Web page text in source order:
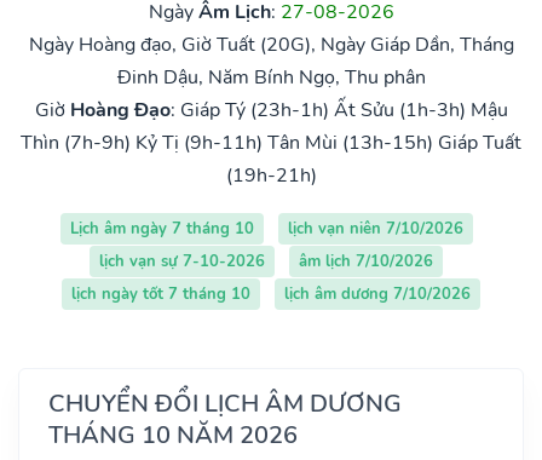
NgàyÂm Lịch: 27-08-2026
Ngày Hoàng đạo, Giờ Tuất (20G), Ngày Giáp Dần, Tháng
Đinh Dậu, Năm Bính Ngọ, Thu phân
Giờ Hoàng Đạo: Giáp Tý (23h-1h) Ất Sửu (1h-3h) Mậu
Thìn (7h-9h) Kỷ Tị (9h-11h) Tân Mùi (13h-15h) Giáp Tuất
(19h-21h)
Lịch âm ngày 7 tháng 10
lịch vạn niên 7/10/2026
lịch vạn sự 7-10-2026
âm lịch 7/10/2026
lịch ngày tốt 7 tháng 10
lịch âm dương 7/10/2026
CHUYỂN ĐỔI LỊCH ÂM DƯƠNG
THÁNG 10 NĂM 2026